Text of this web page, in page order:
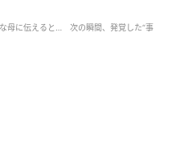
投稿者さんはまだ40
母に伝えると… 次の瞬間、発覚した“事